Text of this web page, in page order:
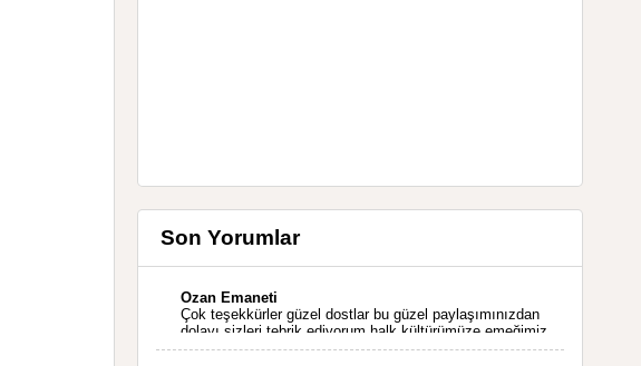
Son Yorumlar
Ozan Emaneti
Çok teşekkürler güzel dostlar bu güzel paylaşımınızdan
dolayı sizleri tebrik ediyorum halk kültürümüze emeğimiz
geçti ise ne mutlu bizlere sizlerin sayesinde türkülerimiz